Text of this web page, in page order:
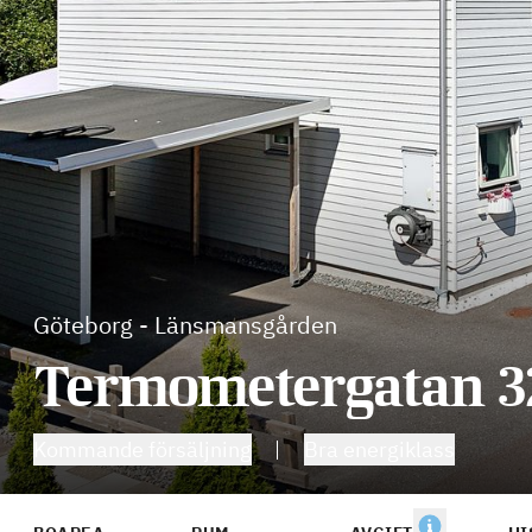
Göteborg - Länsmansgården
Termometergatan